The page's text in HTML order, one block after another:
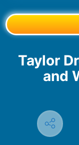
Taylor Dress Studio: Preppy
and